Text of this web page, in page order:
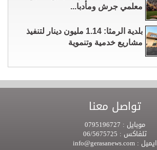
معلمي جرش ومأدبا...
بلدية الرمثا: 1.14 مليون دينار لتنفيذ
مشاريع خدمية وتنموية
تواصل معنا
موبايل :
تلفاكس :
ايميل :